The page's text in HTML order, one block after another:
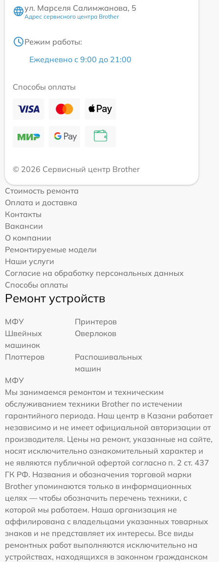
ул. Марселя Салимжанова, 5
Адрес сервисного центра Brother
Режим работы:
Ежедневно с 9:00 до 21:00
Способы оплаты
© 2026 Сервисный центр Brother
Стоимость ремонта
Оплата и доставка
Контакты
Вакансии
О компании
Ремонтируемые модели
Наши услуги
Согласие на обработку персональных данных
Способы оплаты
Ремонт устройств
МФУ
Принтеров
Швейных
машинок
Оверлоков
Плоттеров
Распошивальных
машин
МФУ
Мы занимаемся ремонтом и техническим
обслуживанием техники Brother по истечении
гарантийного периода. Наш центр в Казани работает
независимо и не имеет официальной авторизации от
производителя. Цены на ремонт, указанные на сайте,
носят исключительно ознакомительный характер и
не являются публичной офертой согласно п. 2 ст. 437
ГК РФ. Названия и обозначения торговой марки
Brother упоминаются только в информационных
целях — чтобы обозначить перечень техники, с
которой мы работаем. Наша организация не
аффилирована с владельцами указанных товарных
знаков и не представляет их интересы. Все виды
ремонтных работ выполняются исключительно на
устройствах, находящихся в законном гражданском